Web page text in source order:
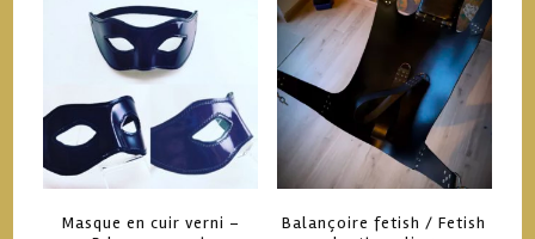
Masque en cuir verni –
Balançoire fetish / Fetish